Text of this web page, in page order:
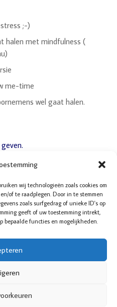
wij technologieën zoals cookies om
of te raadplegen. Door in te stemmen
zoals surfgedrag of unieke ID's op
geeft of uw toestemming intrekt,
bepaalde functies en mogelijkheden.
;-)
halen met mindfulness (
me-time
wel gaat halen.